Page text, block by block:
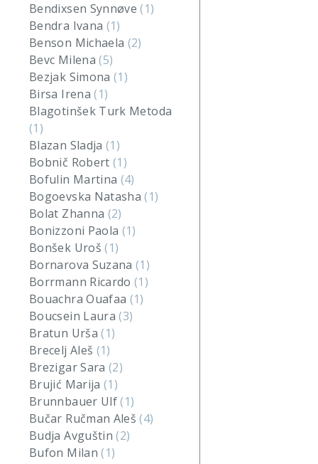
Bendixsen Synnøve(1)
Bendra Ivana (1)
Benson Michaela (2)
Bevc Milena(5)
Bezjak Simona(1)
Birsa Irena(1)
Blagotinšek Turk Metoda
(1)
Blazan Sladja(1)
Bobnič Robert(1)
Bofulin Martina (4)
Bogoevska Natasha(1)
Bolat Zhanna (2)
Bonizzoni Paola (1)
Bonšek Uroš(1)
Bornarova Suzana(1)
Borrmann Ricardo(1)
Bouachra Ouafaa (1)
Boucsein Laura(3)
Bratun Urša(1)
Brecelj Aleš (1)
Brezigar Sara(2)
Brujić Marija(1)
Brunnbauer Ulf(1)
Bučar Ručman Aleš(4)
Budja Avguštin(2)
Bufon Milan(1)